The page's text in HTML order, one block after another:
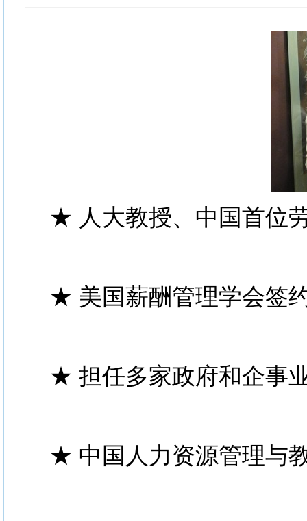
★ 人大教授、中国首位
★ 美国薪酬管理学会签
★ 担任多家政府和企事
★ 中国人力资源管理与